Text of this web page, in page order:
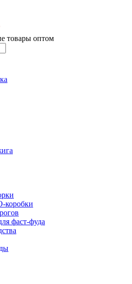
товары оптом
коробки
фаст-фуда